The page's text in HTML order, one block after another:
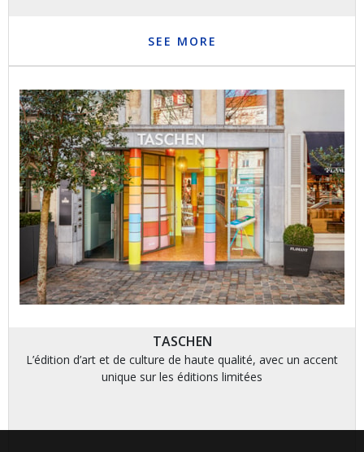
SEE MORE
TASCHEN
L’édition d’art et de culture de haute qualité, avec un accent
unique sur les éditions limitées